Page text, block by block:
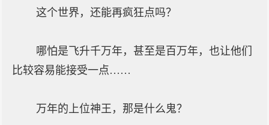
这个世界，还能再疯狂点吗？
哪怕是飞升千万年，甚至是百万年，也让他们
比较容易能接受一点……
万年的上位神王，那是什么鬼？